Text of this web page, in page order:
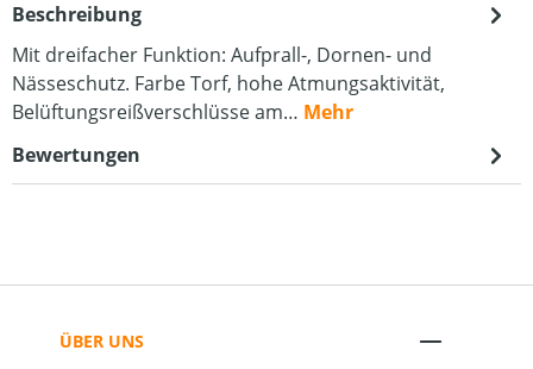
Beschreibung
Mit dreifacher Funktion: Aufprall-, Dornen- und
Nässeschutz. Farbe Torf, hohe Atmungsaktivität,
Belüftungsreißverschlüsse am… Mehr
Bewertungen
ÜBER UNS